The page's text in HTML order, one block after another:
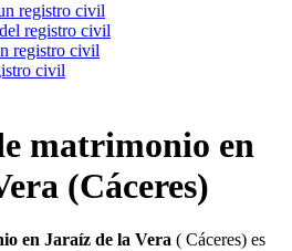
registro civil
registro civil
registro civil
civil
matrimonio en
(Cáceres)
en Jaraíz de la Vera ( Cáceres) es